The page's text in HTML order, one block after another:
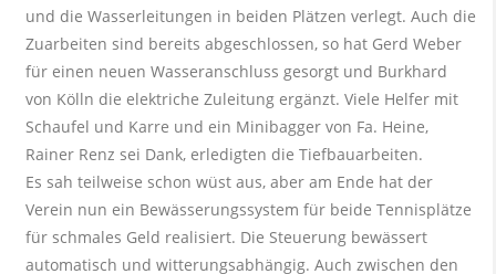
und die Wasserleitungen in beiden Plätzen verlegt. Auch die
Zuarbeiten sind bereits abgeschlossen, so hat Gerd Weber
für einen neuen Wasseranschluss gesorgt und Burkhard
von Kölln die elektriche Zuleitung ergänzt. Viele Helfer mit
Schaufel und Karre und ein Minibagger von Fa. Heine,
Rainer Renz sei Dank, erledigten die Tiefbauarbeiten.
Es sah teilweise schon wüst aus, aber am Ende hat der
Verein nun ein Bewässerungssystem für beide Tennisplätze
für schmales Geld realisiert. Die Steuerung bewässert
automatisch und witterungsabhängig. Auch zwischen den